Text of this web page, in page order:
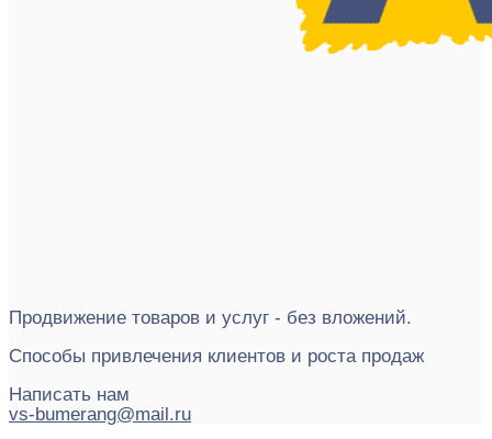
Продвижение товаров и услуг - без вложений.
Способы привлечения клиентов и роста продаж
Написать нам
vs-bumerang@mail.ru